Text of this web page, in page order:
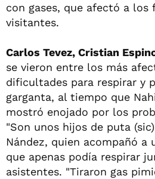
con gases, que afectó a
visitantes.
Carlos Tevez, Cristian
se vieron entre los más
dificultades para respirar y
garganta, al tiempo que
mostró enojado por los
"Son unos hijos de puta
Nández, quien acompañó a
que apenas podía respirar
asistentes. "Tiraron gas